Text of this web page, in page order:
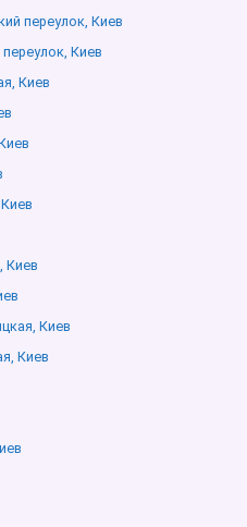
переулок, Киев
Киев
Киев
Киев
Киев
Киев